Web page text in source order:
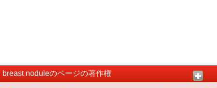
breast noduleのページの著作権